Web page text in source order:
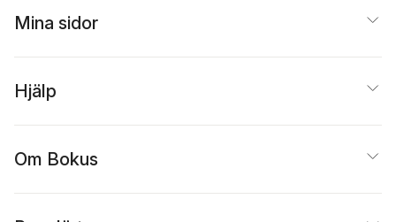
Mina sidor
Hjälp
Om Bokus